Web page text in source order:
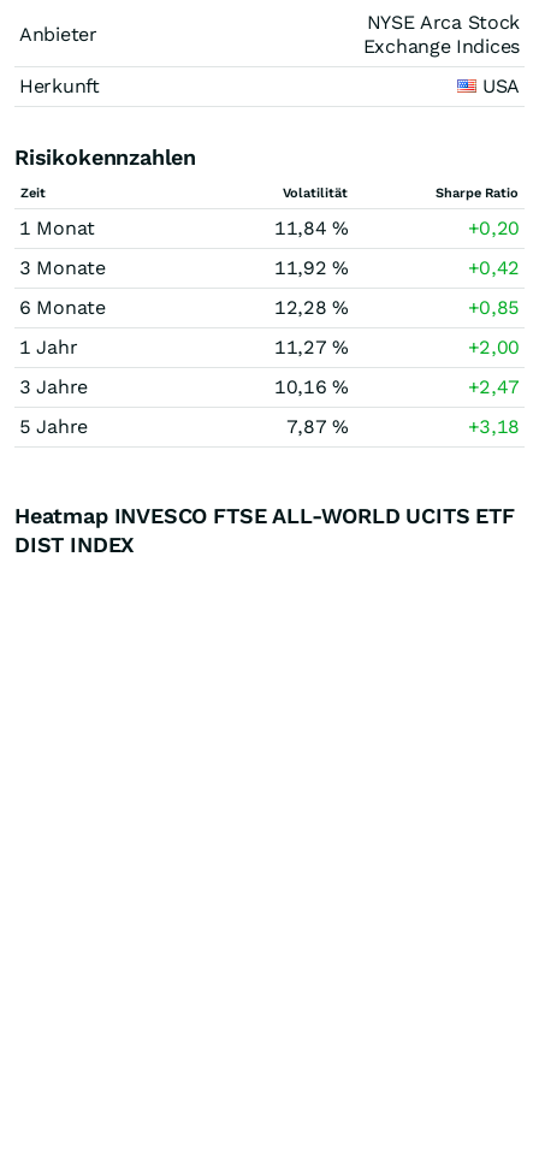
Anbieter
NYSE Arca Stock
Exchange Indices
Herkunft
USA
Risikokennzahlen
Zeit Volatilität Sharpe Ratio
1 Monat 11,84 %
+0,20
3 Monate
11,92 %
+0,42
6 Monate
12,28 %
+0,85
1 Jahr
11,27 %
+2,00
3 Jahre
10,16 %
+2,47
5 Jahre
7,87 % +3,18
Heatmap INVESCO FTSE ALL-WORLD UCITS ETF
DIST INDEX